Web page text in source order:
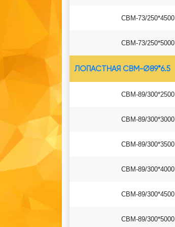
СВМ-73/250*4500
СВМ-73/250*5000
ЛОПАСТНАЯ СВМ-Ø89*6.5
СВМ-89/300*2500
СВМ-89/300*3000
СВМ-89/300*3500
СВМ-89/300*4000
СВМ-89/300*4500
СВМ-89/300*5000